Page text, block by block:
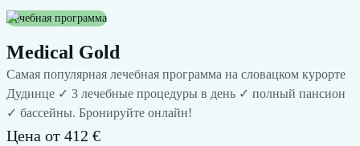
Лечебная программа
Medical Gold
Самая популярная лечебная программа на словацком курорте
Дудинце ✓ 3 лечебные процедуры в день ✓ полный пансион
✓ бассейны. Бронируйте онлайн!
Цена от 412 €